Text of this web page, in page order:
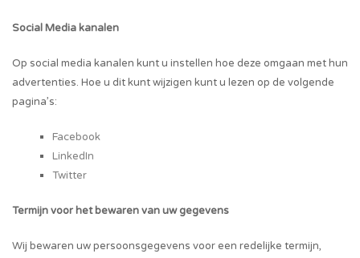
Social Media kanalen
Op social media kanalen kunt u instellen hoe deze omgaan met hun
advertenties. Hoe u dit kunt wijzigen kunt u lezen op de volgende
pagina’s:
Facebook
LinkedIn
Twitter
Termijn voor het bewaren van uw gegevens
Wij bewaren uw persoonsgegevens voor een redelijke termijn,